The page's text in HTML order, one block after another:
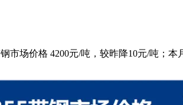
市场价格 4200元/吨，较昨降10元/吨；